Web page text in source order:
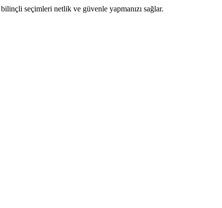
seçimleri netlik ve güvenle yapmanızı sağlar.